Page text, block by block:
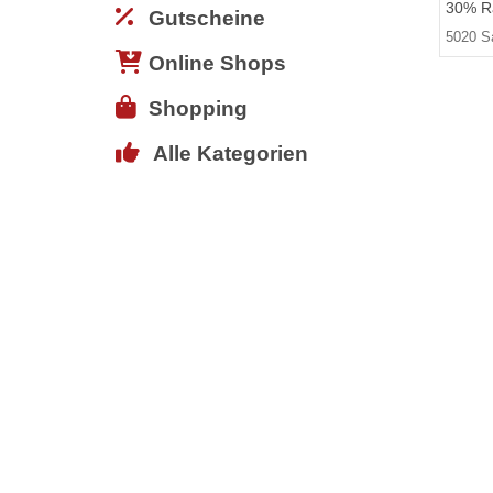
Gutscheine
Online Shops
Shopping
Alle Kategorien
30%
5020